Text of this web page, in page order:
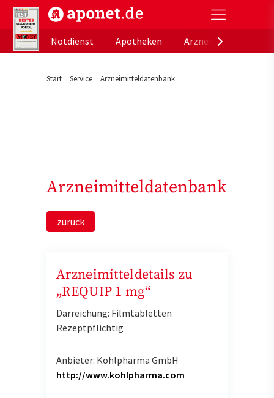
aponet.de - Das offizielle Gesundheitsportal der
Notdienst
Apotheken
Start Service Arzneimitteldatenbank
Arzneimitteldatenbank
zurück
Arzneimitteldetails zu
„REQUIP 1 mg“
Darreichung: Filmtabletten
Rezeptpflichtig
Anbieter: Kohlpharma GmbH
http://www.kohlpharma.com